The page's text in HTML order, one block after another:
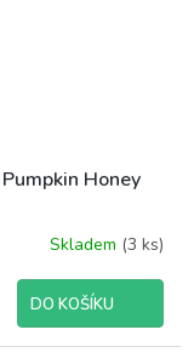
Honey
Skladem (3 ks)
DO KOŠÍKU